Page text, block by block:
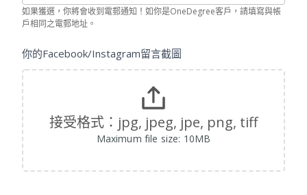
r
e
2
0
2
5
C
a
l
e
n
如果獲選，你將會收到電郵通知！如你是OneDegree客戶，請填寫與帳
戶相同之電郵地址。
你的Facebook/Instagram留言截圖
接受格式：jpg, jpeg, jpe, png, tiff
Maximum file size: 10MB